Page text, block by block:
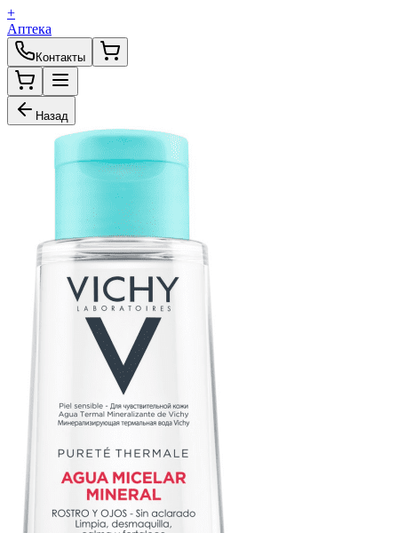
+
Аптека
Контакты
Назад